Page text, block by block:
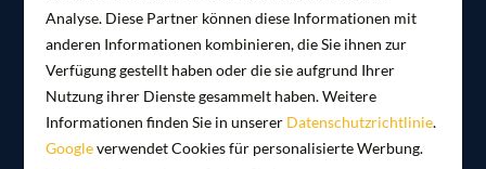
Mit Marina Parcs können Sie an zwei
einzigartigen Standorten am Wasser
übernachten. Der Yachthafen De Hoop liegt am
Nieuwe Meer in Amsterdam-Zuid. Hier können
Sie in der 4-Personen-Havenlodge mit Balkon und
Analyse. Diese Partner können diese Informationen mit
anderen Informationen kombinieren, die Sie ihnen zur
Verfügung gestellt haben oder die sie aufgrund Ihrer
Nutzung ihrer Dienste gesammelt haben. Weitere
Informationen finden Sie in unserer Datenschutzrichtlinie.
Googleverwendet Cookies für personalisierte Werbung.